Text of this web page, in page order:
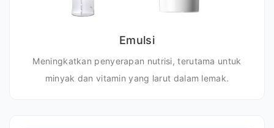
Emulsi
Meningkatkan penyerapan nutrisi, terutama untuk
minyak dan vitamin yang larut dalam lemak.